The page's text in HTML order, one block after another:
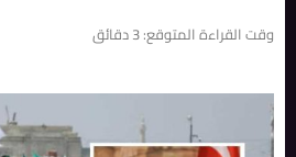
وقت القراءة المتوقع:3دقائق